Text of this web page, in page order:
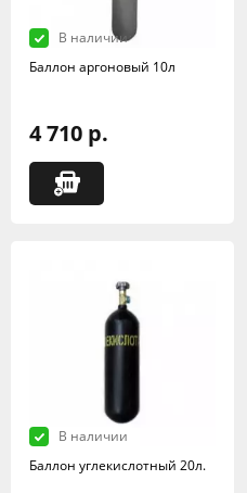
В наличии
Баллон аргоновый 10л
4 710 р.
В наличии
Баллон углекислотный 20л.